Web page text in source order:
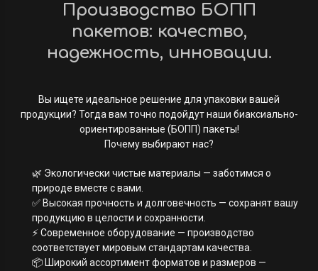
Производство БОПП
пакетов: качество,
надежность, инновации.
Вы ищете идеальное решение для упаковки вашей
продукции? Тогда вам точно подойдут наши биаксиально-
ориентированные (БОПП) пакеты!
Почему выбирают нас?
🌿 Экологически чистые материалы — заботимся о
природе вместе с вами.
✅ Высокая прочность и долговечность — сохранят вашу
продукцию в целости и сохранности.
⚡️ Современное оборудование — производство
соответствует мировым стандартам качества.
📦 Широкий ассортимент форматов и размеров —